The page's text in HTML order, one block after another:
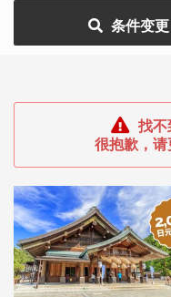
条件变
找不
很抱歉，请